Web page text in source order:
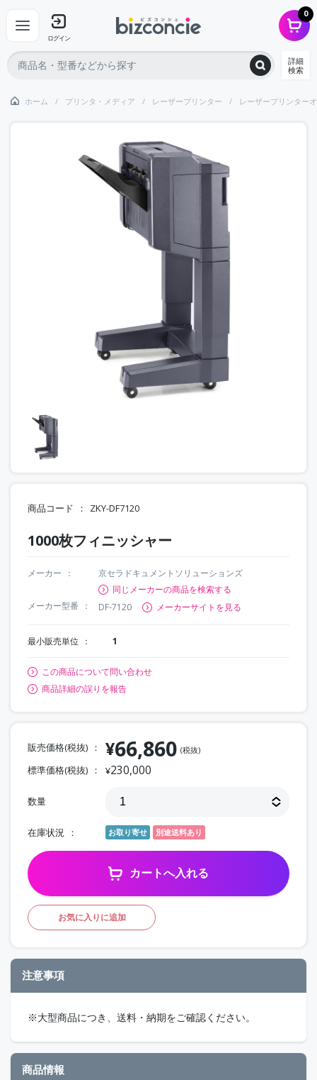
ログイン
0
詳細
検索
ホーム プリンタ・メディア レーザープリンター レーザープリンター
商品コード ZKY-DF7120
1000枚フィニッシャー
メーカー
京セラドキュメントソリューションズ
同じメーカーの商品を検索する
メーカー型番
DF-7120 メーカーサイトを見る
最小販売単位 1
この商品について問い合わせ
商品詳細の誤りを報告
販売価格(税抜) ¥66,860 (税抜)
標準価格(税抜) ¥230,000
数量
在庫状況 お取り寄せ 別途送料あり
カートへ入れる
お気に入りに追加
注意事項
※大型商品につき、送料・納期をご確認ください。
商品情報